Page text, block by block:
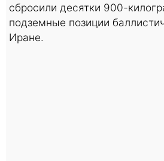
сбросили десятки 900-
подземные позиции
Иране.